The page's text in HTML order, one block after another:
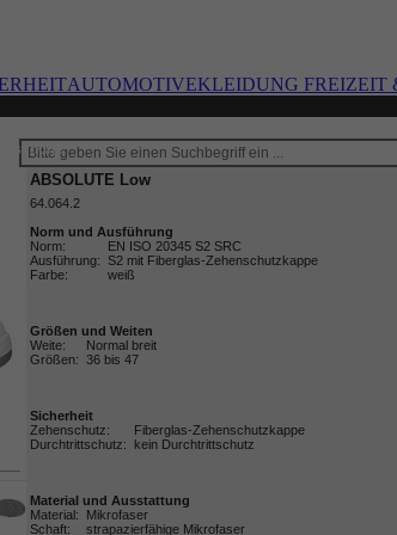
AUTOMOTIVEKLEIDUNG FREIZEIT
ABSOLUTE Low
64.064.2
Norm und Ausführung
Norm:
EN ISO 20345 S2 SRC
Ausführung: S2 mit Fiberglas-Zehenschutzkappe
Farbe:
weiß
Größen und Weiten
Weite:
Normal breit
Größen: 36 bis 47
Sicherheit
Zehenschutz:
Fiberglas-Zehenschutzkappe
Durchtrittschutz: kein Durchtrittschutz
Material und Ausstattung
Material: Mikrofaser
Schaft:
strapazierfähige Mikrofaser